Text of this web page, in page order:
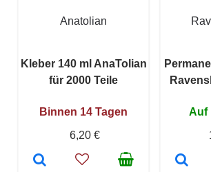
Anatolian
Kleber 140 ml AnaTolian
für 2000 Teile
Binnen 14 Tagen
6,20 €
Auf